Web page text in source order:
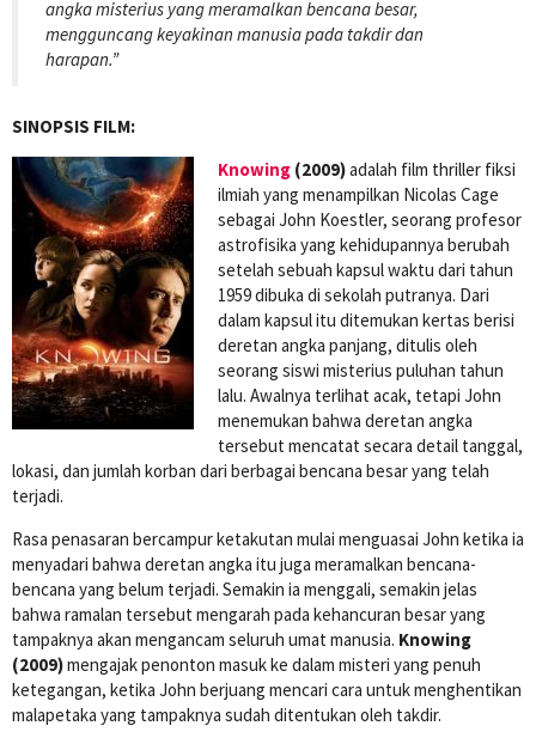
angka misterius yang meramalkan bencana besar,
mengguncang keyakinan manusia pada takdir dan
harapan.”
SINOPSIS FILM:
Knowing (2009)adalah film thriller fiksi
ilmiah yang menampilkan Nicolas Cage
sebagai John Koestler, seorang profesor
astrofisika yang kehidupannya berubah
setelah sebuah kapsul waktu dari tahun
1959 dibuka di sekolah putranya. Dari
dalam kapsul itu ditemukan kertas berisi
deretan angka panjang, ditulis oleh
seorang siswi misterius puluhan tahun
lalu. Awalnya terlihat acak, tetapi John
menemukan bahwa deretan angka
tersebut mencatat secara detail tanggal,
lokasi, dan jumlah korban dari berbagai bencana besar yang telah
terjadi.
Rasa penasaran bercampur ketakutan mulai menguasai John ketika ia
menyadari bahwa deretan angka itu juga meramalkan bencana-
bencana yang belum terjadi. Semakin ia menggali, semakin jelas
bahwa ramalan tersebut mengarah pada kehancuran besar yang
tampaknya akan mengancam seluruh umat manusia. Knowing
(2009)mengajak penonton masuk ke dalam misteri yang penuh
ketegangan, ketika John berjuang mencari cara untuk menghentikan
malapetaka yang tampaknya sudah ditentukan oleh takdir.